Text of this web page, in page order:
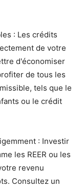
: Les crédits
de votre
d'économiser
de tous les
tels que le
ou le crédit
: Investir
les REER ou les
revenu
Consultez un